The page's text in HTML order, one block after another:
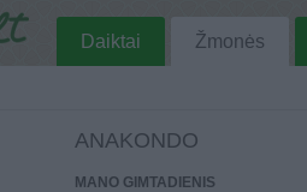
Daiktai Žmonės
ANAKONDO
MANO GIMTADIENIS